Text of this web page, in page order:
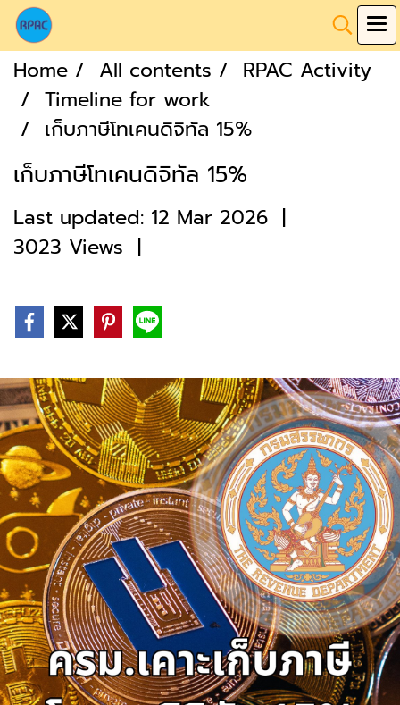
Home All contents
RPAC Activity
Timeline for work
เก็บภาษีโทเคนดิจิทัล 15%
เก็บภาษีโทเคนดิจิทัล 15%
Last updated: 12 Mar 2026 |
3023 Views |